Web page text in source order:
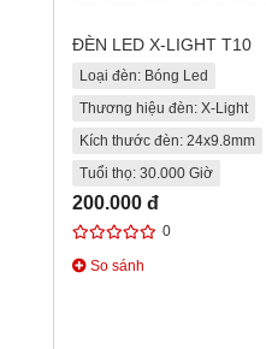
ĐÈN LED X-LIGHT T10
Loại đèn: Bóng Led
Thương hiệu đèn: X-Light
Kích thước đèn: 24x9.8mm
Tuổi thọ: 30.000 Giờ
200.000 đ
0
So sánh